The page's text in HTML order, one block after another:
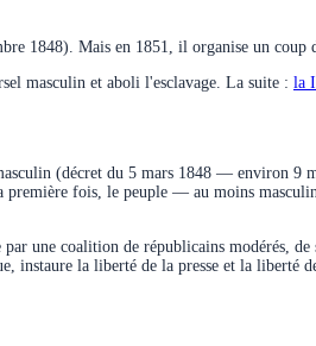
1848). Mais en 1851, il organise un coup
masculin et aboli l'esclavage. La suite : la
(décret du 5 mars 1848 — environ
fois, le peuple — au moins
une coalition de républicains modérés,
la liberté de la presse et la liberté